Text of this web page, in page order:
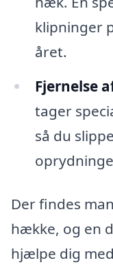
klipninger
året.
Fjernelse
tager
så du
Der findes
hække, og en
hjælpe dig